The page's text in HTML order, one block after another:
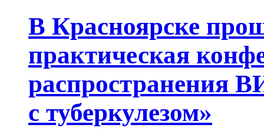
В Красноярске
практическая
распространения
с туберкулезом»